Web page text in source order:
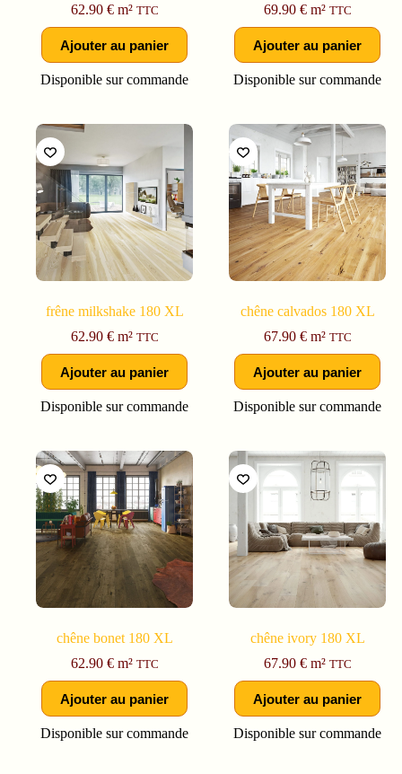
62.90 €m² TTC
Ajouter au panier
Disponible sur commande
69.90 €m² TTC
Ajouter au panier
Disponible sur commande
frêne milkshake 180 XL
62.90 €m² TTC
Ajouter au panier
Disponible sur commande
chêne calvados 180 XL
67.90 €m² TTC
Ajouter au panier
Disponible sur commande
chêne bonet 180 XL
62.90 €m² TTC
Ajouter au panier
Disponible sur commande
chêne ivory 180 XL
67.90 €m² TTC
Ajouter au panier
Disponible sur commande